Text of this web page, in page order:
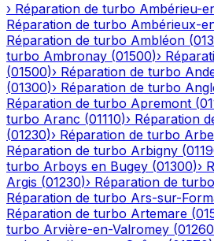
› Réparation de turbo Ambérieu-
Réparation de turbo Ambérieux-
Réparation de turbo Ambléon (
turbo Ambronay (01500)›
(01500)› Réparation de turbo
(01300)› Réparation de turbo
Réparation de turbo Apremont (
turbo Aranc (01110)› Réparation
(01230)› Réparation de turbo
Réparation de turbo Arbigny (
turbo Arboys en Bugey (01300)›
Argis (01230)› Réparation de turbo
Réparation de turbo Ars-sur-
Réparation de turbo Artemare (
turbo Arvière-en-Valromey (01260